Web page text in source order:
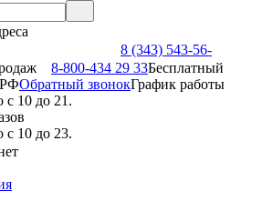
8 (343) 543-56-
8-800-434 29 33Бесплатный
РФОбратный звонокГрафик работы
с 10 до 21.
с 10 до 23.